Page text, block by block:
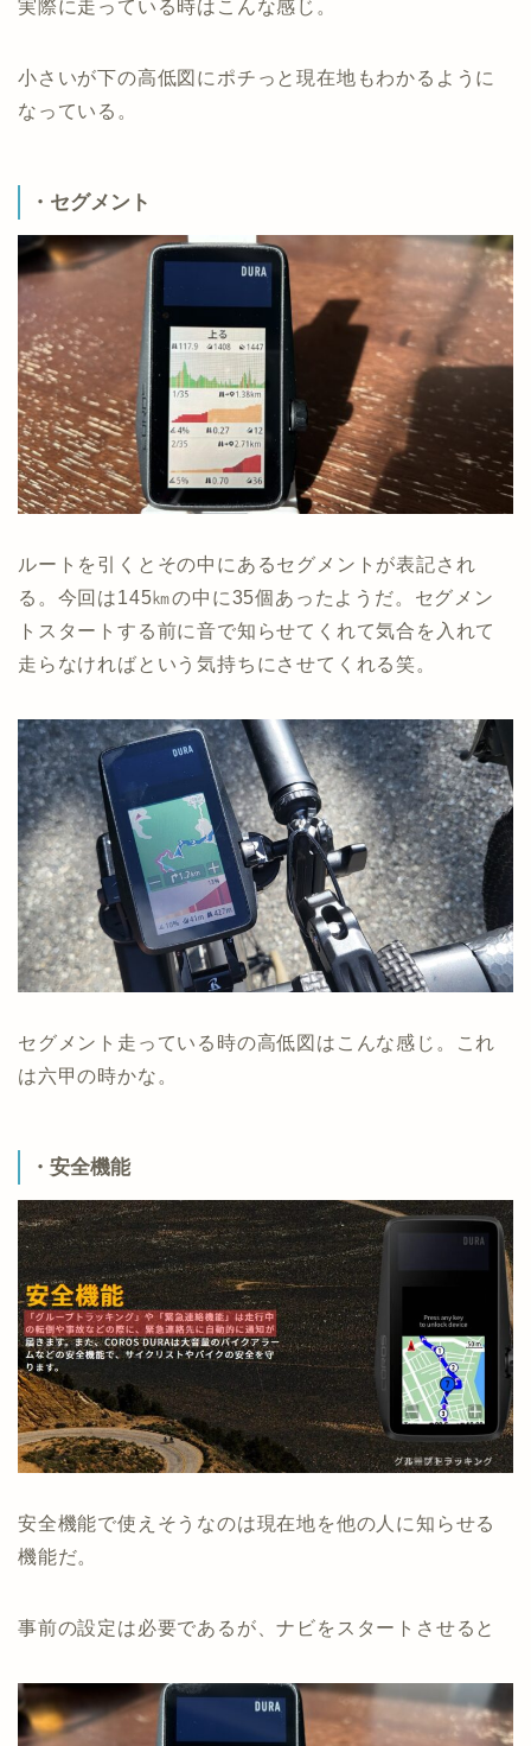
実際に走っている時はこんな感じ。
小さいが下の高低図にポチっと現在地もわかるように
なっている。
・セグメント
ルートを引くとその中にあるセグメントが表記され
る。今回は145㎞の中に35個あったようだ。セグメン
トスタートする前に音で知らせてくれて気合を入れて
走らなければという気持ちにさせてくれる笑。
セグメント走っている時の高低図はこんな感じ。これ
は六甲の時かな。
・安全機能
安全機能で使えそうなのは現在地を他の人に知らせる
機能だ。
事前の設定は必要であるが、ナビをスタートさせると